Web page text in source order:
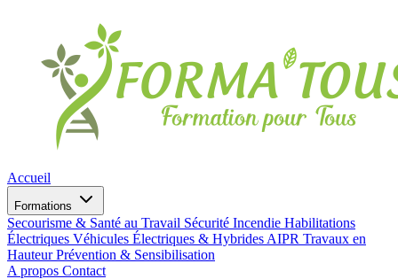
Accueil
Formations
Secourisme & Santé au Travail Sécurité Incendie Habilitations
Électriques Véhicules Électriques & Hybrides AIPR Travaux en
HauteurPrévention & Sensibilisation
A propos Contact